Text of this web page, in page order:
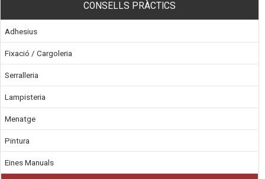
CONSELLS PRÀCTICS
Adhesius
Fixació / Cargoleria
Serralleria
Lampisteria
Menatge
Pintura
Eines Manuals